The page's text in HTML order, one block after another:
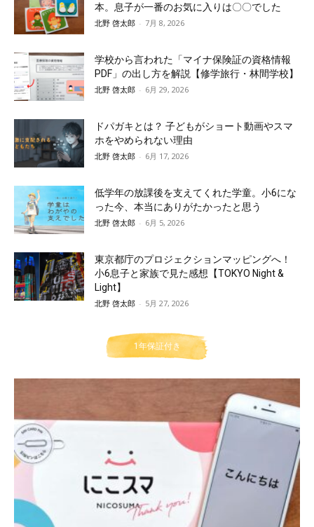
本。息子が一番のお気に入りは〇〇でした
北野 啓太郎 - 7月 8, 2026
学校から言われた「マイナ保険証の資格情報
PDF」の出し方を解説【修学旅行・林間学校】
北野 啓太郎 - 6月 29, 2026
ドパガキとは？ 子どもがショート動画やスマ
ホをやめられない理由
北野 啓太郎 - 6月 17, 2026
低学年の放課後を支えてくれた学童。小6にな
った今、本当にありがたかったと思う
北野 啓太郎 - 6月 5, 2026
東京都庁のプロジェクションマッピングへ！
小6息子と家族で見た感想【TOKYO Night &
Light】
北野 啓太郎 - 5月 27, 2026
1年保証付き